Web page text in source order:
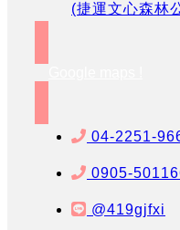
(捷運文心森林
04-2251-
0905-
@419gjfxi